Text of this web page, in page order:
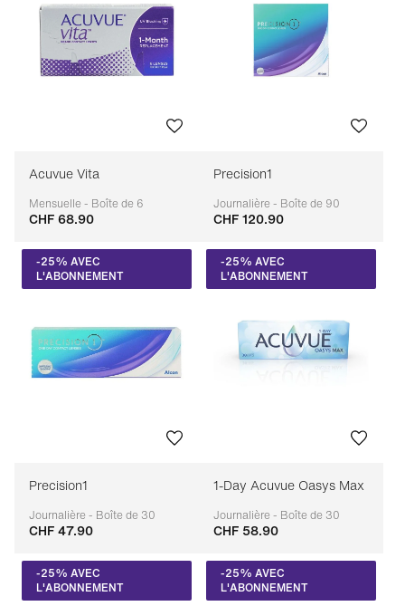
Acuvue Vita
Mensuelle - Boîte de 6
Adaptable
CHF 68.90
Precision1
Journalière - Boîte de 90
Adaptable
CHF 120.90
-25% AVEC
L'ABONNEMENT
Precision1
Journalière - Boîte de 30
Adaptable
CHF 47.90
-25% AVEC
L'ABONNEMENT
1-Day Acuvue Oasys Max
Journalière - Boîte de 30
Adaptable
CHF 58.90
-25% AVEC
L'ABONNEMENT
-25% AVEC
L'ABONNEMENT